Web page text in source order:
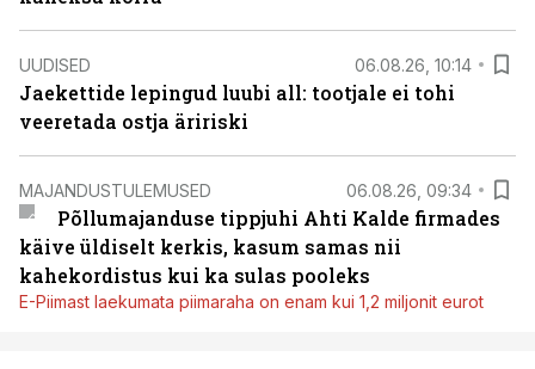
UUDISED 06.08.26, 10:14
Jaekettide lepingud luubi all: tootjale ei tohi
veeretada ostja äririski
MAJANDUSTULEMUSED 06.08.26, 09:34
Põllumajanduse tippjuhi Ahti Kalde firmades
käive üldiselt kerkis, kasum samas nii
kahekordistus kui ka sulas pooleks
E-Piimast laekumata piimaraha on enam kui 1,2 miljonit eurot